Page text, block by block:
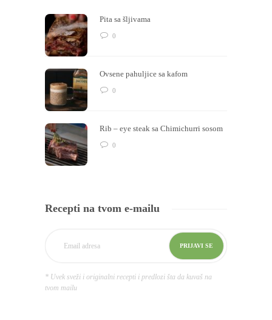
Pita sa šljivama
0
Ovsene pahuljice sa kafom
0
Rib – eye steak sa Chimichurri sosom
0
Recepti na tvom e-mailu
* Uvek sveži i originalni recepti i predlozi šta da kuvaš na
tvom mailu